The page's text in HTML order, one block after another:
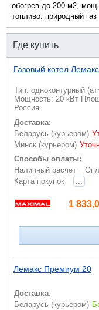
обогрев до 200 м2,
топливо: природный газ
Где купить
Газовый котел
Тип: одноконтурный
Мощность: 20 кВт
Россия.
Доставка:
Беларусь (курьером)
Минск (курьером)
Способы оплаты:
Наличный расчет
Карта покупок
...
1
Лемакс Премиум 20
Доставка:
Беларусь (курьером)